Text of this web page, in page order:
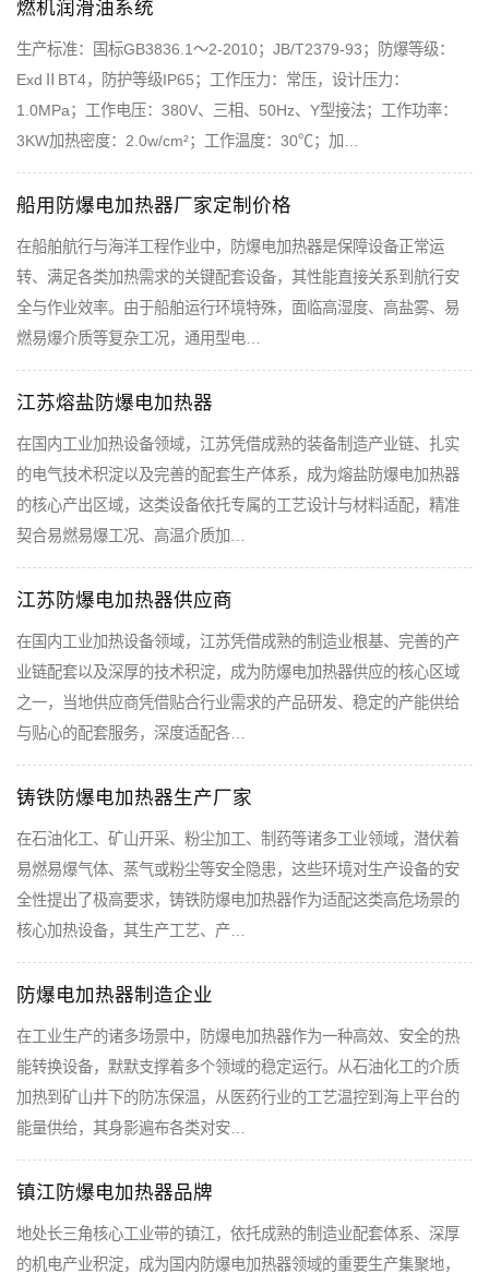
燃机润滑油系统
生产标准：国标GB3836.1～2-2010；JB/T2379-93；防爆等级：
ExdⅡBT4，防护等级IP65；工作压力：常压，设计压力：
1.0MPa；工作电压：380V、三相、50Hz、Y型接法；工作功率：
3KW加热密度：2.0w/cm²；工作温度：30℃；加…
船用防爆电加热器厂家定制价格
在船舶航行与海洋工程作业中，防爆电加热器是保障设备正常运
转、满足各类加热需求的关键配套设备，其性能直接关系到航行安
全与作业效率。由于船舶运行环境特殊，面临高湿度、高盐雾、易
燃易爆介质等复杂工况，通用型电…
江苏熔盐防爆电加热器
在国内工业加热设备领域，江苏凭借成熟的装备制造产业链、扎实
的电气技术积淀以及完善的配套生产体系，成为熔盐防爆电加热器
的核心产出区域，这类设备依托专属的工艺设计与材料适配，精准
契合易燃易爆工况、高温介质加…
江苏防爆电加热器供应商
在国内工业加热设备领域，江苏凭借成熟的制造业根基、完善的产
业链配套以及深厚的技术积淀，成为防爆电加热器供应的核心区域
之一，当地供应商凭借贴合行业需求的产品研发、稳定的产能供给
与贴心的配套服务，深度适配各…
铸铁防爆电加热器生产厂家
在石油化工、矿山开采、粉尘加工、制药等诸多工业领域，潜伏着
易燃易爆气体、蒸气或粉尘等安全隐患，这些环境对生产设备的安
全性提出了极高要求，铸铁防爆电加热器作为适配这类高危场景的
核心加热设备，其生产工艺、产…
防爆电加热器制造企业
在工业生产的诸多场景中，防爆电加热器作为一种高效、安全的热
能转换设备，默默支撑着多个领域的稳定运行。从石油化工的介质
加热到矿山井下的防冻保温，从医药行业的工艺温控到海上平台的
能量供给，其身影遍布各类对安…
镇江防爆电加热器品牌
地处长三角核心工业带的镇江，依托成熟的制造业配套体系、深厚
的机电产业积淀，成为国内防爆电加热器领域的重要生产集聚地，